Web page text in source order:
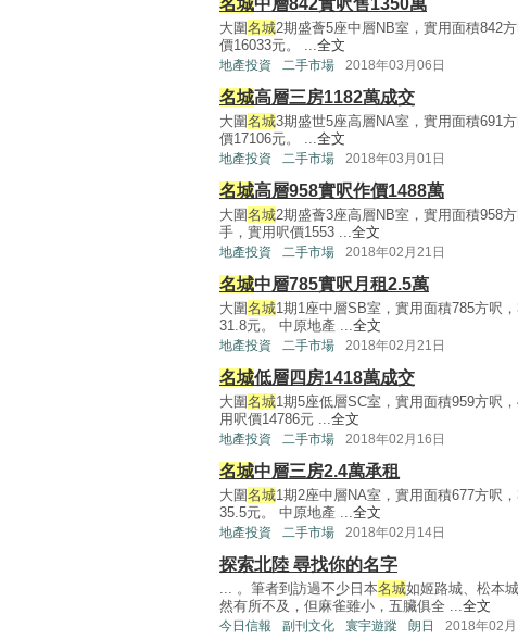
名城中層842實呎售1350萬
大圍名城2期盛薈5座中層NB室，實用面積842
價16033元。 ...全文
地產投資 二手市場 2018年03月06日
名城高層三房1182萬成交
大圍名城3期盛世5座高層NA室，實用面積691
價17106元。 ...全文
地產投資 二手市場 2018年03月01日
名城高層958實呎作價1488萬
大圍名城2期盛薈3座高層NB室，實用面積958
手，實用呎價1553 ...全文
地產投資 二手市場 2018年02月21日
名城中層785實呎月租2.5萬
大圍名城1期1座中層SB室，實用面積785方呎
31.8元。 中原地產 ...全文
地產投資 二手市場 2018年02月21日
名城低層四房1418萬成交
大圍名城1期5座低層SC室，實用面積959方呎
用呎價14786元 ...全文
地產投資 二手市場 2018年02月16日
名城中層三房2.4萬承租
大圍名城1期2座中層NA室，實用面積677方呎
35.5元。 中原地產 ...全文
地產投資 二手市場 2018年02月14日
探索北陸 尋找你的名字
... 。筆者到訪過不少日本名城如姬路城、松本
然有所不及，但麻雀雖小，五臟俱全 ...全文
今日信報 副刊文化 寰宇遊蹤 朗日 2018年02月